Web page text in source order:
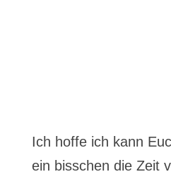
Ich hoffe ich kann
ein bisschen die Zeit